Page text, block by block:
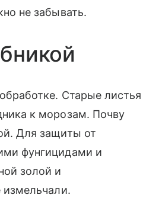
не забывать.
Старые листья
к морозам. Почву
Для защиты от
фунгицидами и
золой и
измельчали.